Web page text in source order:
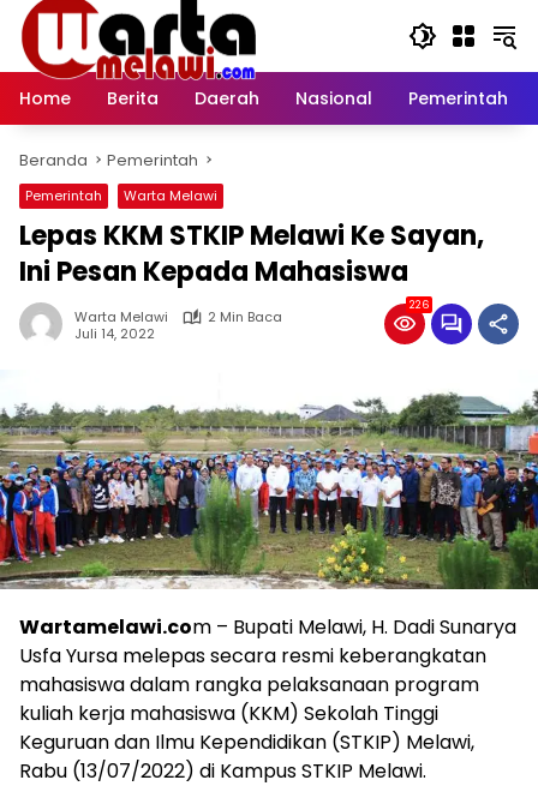
Langsung
konten
Home
Berita Daerah Nasional Pemerintah
Beranda Pemerintah
Pemerintah Warta Melawi
Lepas KKM STKIP Melawi Ke Sayan,
Ini Pesan Kepada Mahasiswa
Warta Melawi
2 Min Baca
Juli 14, 2022
226
Wartamelawi.com – Bupati Melawi, H. Dadi Sunarya
Usfa Yursa melepas secara resmi keberangkatan
mahasiswa dalam rangka pelaksanaan program
kuliah kerja mahasiswa (KKM) Sekolah Tinggi
Keguruan dan Ilmu Kependidikan (STKIP) Melawi,
Rabu (13/07/2022) di Kampus STKIP Melawi.